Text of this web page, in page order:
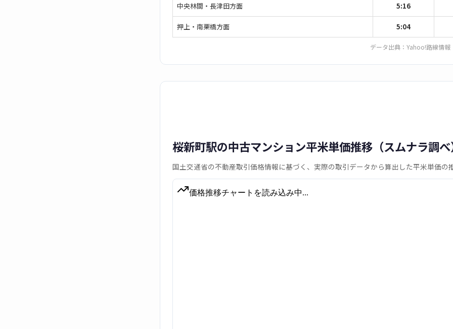
中央林間・長津田方面 5:16
押上・南栗橋方面 5:04
データ出典： Yahoo!路線情報
桜新町駅の中古マンション平米単価推移（スムナラ調
国土交通省の不動産取引価格情報に基づく、実際の取引データから算出した平米単価の